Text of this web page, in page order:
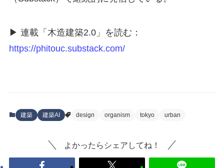
▶ 連載「木造建築2.0」を読む：
https://phitouc.substack.com/
建築 建築AI design organism tokyo urban
よかったらシェアしてね！